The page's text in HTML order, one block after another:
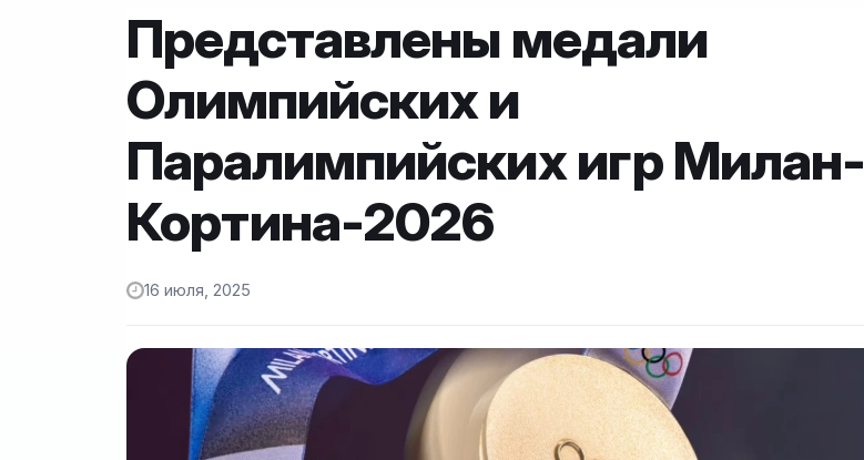
Представлены медали
Олимпийских и
Паралимпийских игр Милан-
Кортина-2026
16 июля, 2025